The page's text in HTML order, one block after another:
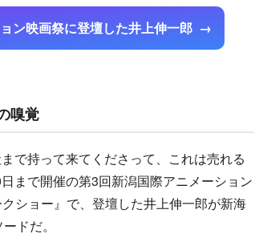
ン映画祭に登壇した井上伸一郎
嗅覚
で持って来てくださって、これは売れる
まで開催の第3回新潟国際アニメーション
ショー』で、登壇した井上伸一郎が新海
ドだ。